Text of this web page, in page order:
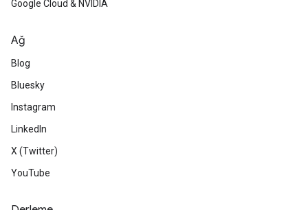
Google Cloud & NVIDIA
Ağ
Blog
Bluesky
Instagram
LinkedIn
X (Twitter)
YouTube